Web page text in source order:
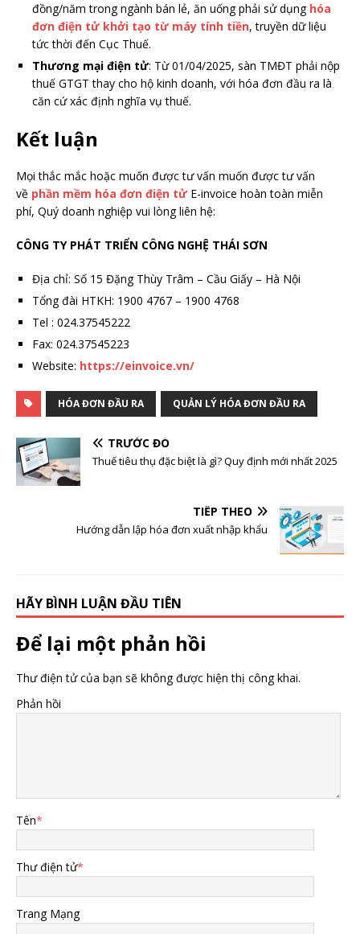
đồng/năm trong ngành bán lẻ, ăn uống phải sử dụng hóa
đơn điện tử khởi tạo từ máy tính tiền, truyền dữ liệu
tức thời đến Cục Thuế.
Thương mại điện tử: Từ 01/04/2025, sàn TMĐT phải nộp
thuế GTGT thay cho hộ kinh doanh, với hóa đơn đầu ra là
căn cứ xác định nghĩa vụ thuế.
Kết luận
Mọi thắc mắc hoặc muốn được tư vấn muốn được tư vấn
về phần mềm hóa đơn điện tửE-invoice hoàn toàn miễn
phí, Quý doanh nghiệp vui lòng liên hệ:
CÔNG TY PHÁT TRIỂN CÔNG NGHỆ THÁI SƠN
Địa chỉ: Số 15 Đặng Thùy Trâm – Cầu Giấy – Hà Nội
Tổng đài HTKH: 1900 4767 – 1900 4768
Tel : 024.37545222
Fax: 024.37545223
Website: https://einvoice.vn/
HÓA ĐƠN ĐẦU RA QUẢN LÝ HÓA ĐƠN ĐẦU RA
TRƯỚC ĐÓ
Thuế tiêu thụ đặc biệt là gì? Quy định mới nhất 2025
TIẾP THEO
Hướng dẫn lập hóa đơn xuất nhập khẩu
HÃY BÌNH LUẬN ĐẦU TIÊN
Để lại một phản hồi
Thư điện tử của bạn sẽ không được hiện thị công khai.
Phản hồi
Tên*
Thư điện tử*
Trang Mạng